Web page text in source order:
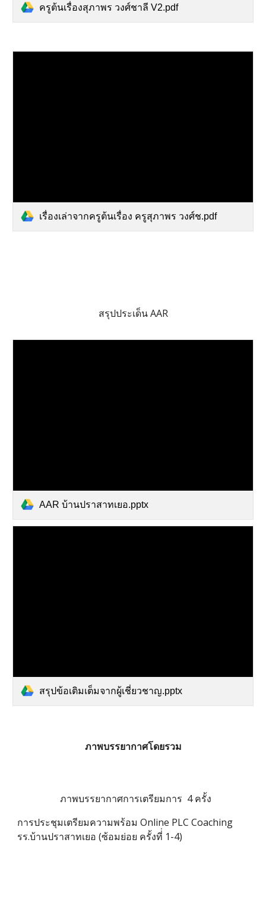
ครูต้นเรื่องสุภาพร วงศ์ชาลี V2.pdf
เรื่องเล่าจากครูต้นเรื่อง ครูสุภาพร วงศ์ช.pdf
สรุปประเด็น AAR
AAR บ้านปราสาทเยอ.pptx
สรุปข้อเติมเต็มจากผู้เชี่ยวชาญ.pptx
ภาพบรรยากาศโดยรวม
ภาพบรรยากาศการเตรียมการ 4 ครั้ง
การประชุมเตรียมความพร้อม Online PLC Coaching
รร.บ้านปราสาทเยอ (ซ้อมย่อย ครั้งที่่ 1-4)